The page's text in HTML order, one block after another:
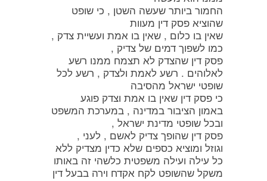
החמור ביותר שעשה השטן , כי שופט
שהוציא פסק דין מעוות
שאין בו כלום , שאין בו אמת ועשיית צדק ,
כמו לשפוך דמים של צדיק ,
פסק דין שהצדק לא תצמח ממנו רשע
לאלוהים . רשע לאמת ולצדק , רשע לכל
שופטי ישראל מהסיבה
כי פסק דין שאין בו אמת וצדק פוגע
באמון הציבור במדינה , במערכת המשפט
ובכל שופטי מדינת ישראל ,
פסק דין שהופך צדיק לאשם , לעני ,
וגוזל ומוציא כספים שלא כדין מצדיק ללא
כל עילה ועילה משפטית כלשהי זה באותו
משקל שהשופט לקח אקדח וירה בבעל דין